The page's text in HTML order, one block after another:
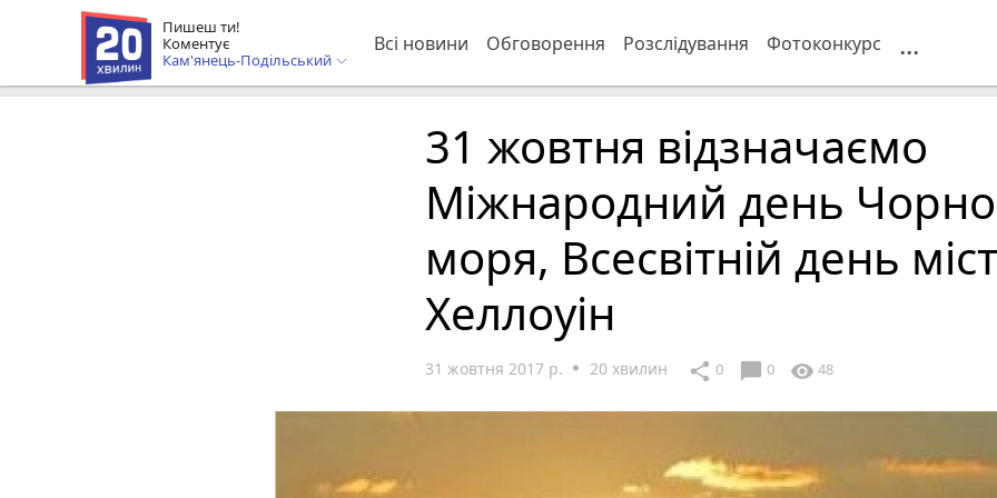
Пишеш ти!
Коментує
Кам'янець-Подільський
Всі новини Обговорення Розслідування Фотоконкурс ...
31 жовтня відзначаємо
Міжнародний день
моря, Всесвітній день
Хеллоуін
31 жовтня 2017 р. 20 хвилин share 0 chat_bubble 0 visibility 48